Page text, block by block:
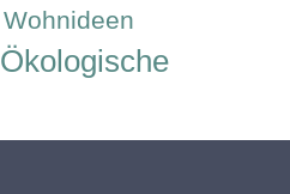
Wohnideen
Ökologische